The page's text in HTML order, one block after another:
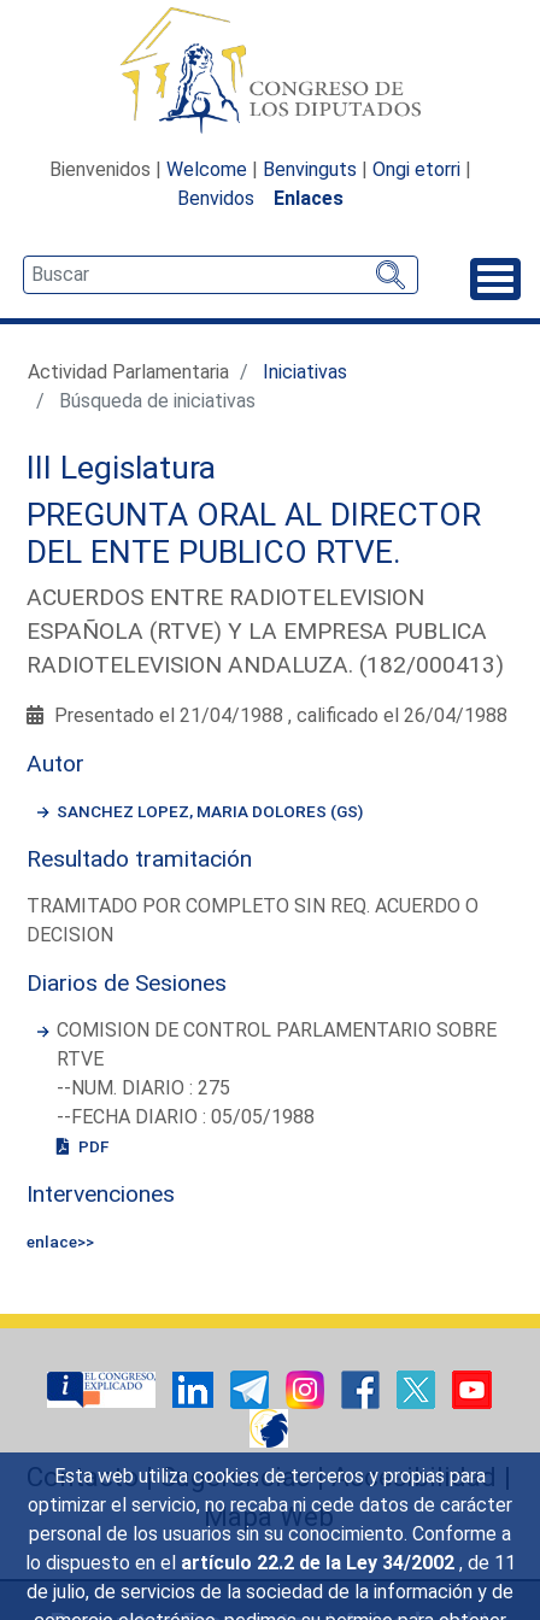
Esta web utiliza cookies de terceros y propias para
optimizar el servicio, no recaba ni cede datos de carácter
personal de los usuarios sin su conocimiento. Conforme a
lo dispuesto en el artículo 22.2 de la Ley 34/2002 , de 11
de julio, de servicios de la sociedad de la información y de
Bienvenidos | Welcome | Benvinguts | Ongi etorri |
Benvidos
Enlaces
Actividad Parlamentaria
Iniciativas
Búsqueda de iniciativas
III Legislatura
PREGUNTA ORAL AL DIRECTOR
DEL ENTE PUBLICO RTVE.
ACUERDOS ENTRE RADIOTELEVISION
ESPAÑOLA (RTVE) Y LA EMPRESA PUBLICA
RADIOTELEVISION ANDALUZA. (182/000413)
Presentado el 21/04/1988 , calificado el 26/04/1988
Autor
SANCHEZ LOPEZ, MARIA DOLORES (GS)
Resultado tramitación
TRAMITADO POR COMPLETO SIN REQ. ACUERDO O
DECISION
Diarios de Sesiones
COMISION DE CONTROL PARLAMENTARIO SOBRE
RTVE
--NUM. DIARIO : 275
--FECHA DIARIO : 05/05/1988
PDF
Intervenciones
enlace>>
Contacto|Sugerencias|Accesibilidad |
Mapa Web